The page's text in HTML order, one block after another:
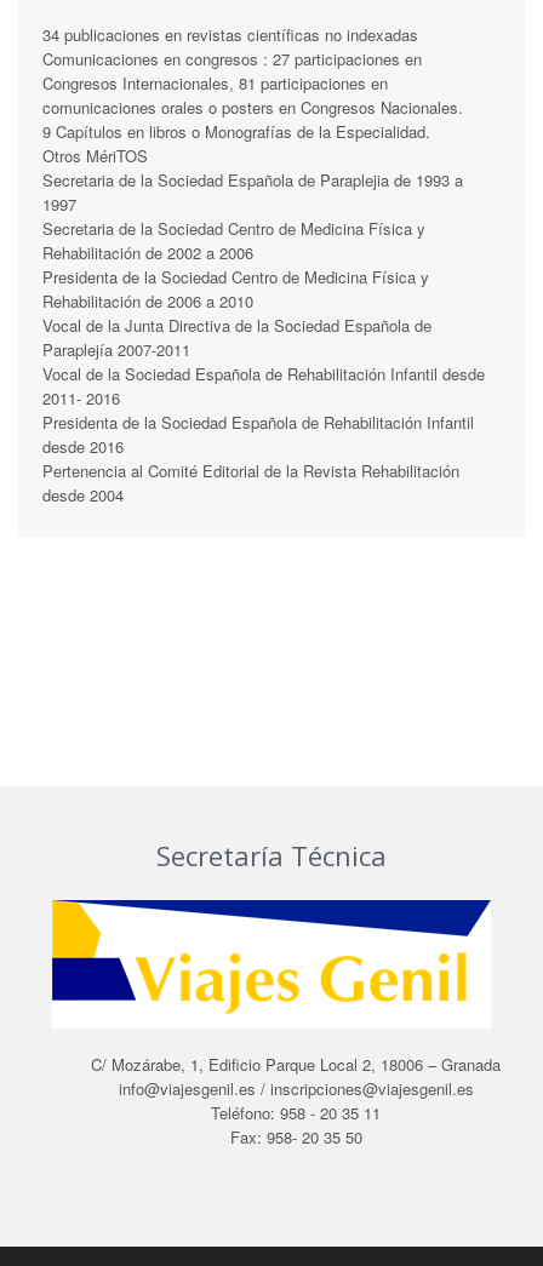
34 publicaciones en revistas científicas no indexadas
Comunicaciones en congresos : 27 participaciones en
Congresos Internacionales, 81 participaciones en
comunicaciones orales o posters en Congresos Nacionales.
9 Capítulos en libros o Monografías de la Especialidad.
Otros MériTOS
Secretaria de la Sociedad Española de Paraplejia de 1993 a
1997
Secretaria de la Sociedad Centro de Medicina Física y
Rehabilitación de 2002 a 2006
Presidenta de la Sociedad Centro de Medicina Física y
Rehabilitación de 2006 a 2010
Vocal de la Junta Directiva de la Sociedad Española de
Paraplejía 2007-2011
Vocal de la Sociedad Española de Rehabilitación Infantil desde
2011- 2016
Presidenta de la Sociedad Española de Rehabilitación Infantil
desde 2016
Pertenencia al Comité Editorial de la Revista Rehabilitación
desde 2004
Secretaría Técnica
C/ Mozárabe, 1, Edificio Parque Local 2, 18006 – Granada
info@viajesgenil.es / inscripciones@viajesgenil.es
Teléfono: 958 - 20 35 11
Fax: 958- 20 35 50